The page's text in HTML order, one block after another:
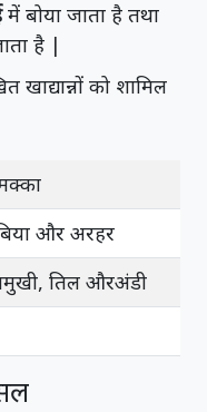
में बोया जाता है तथा
है |
को शामिल
और अरहर
तिल औरअंडी